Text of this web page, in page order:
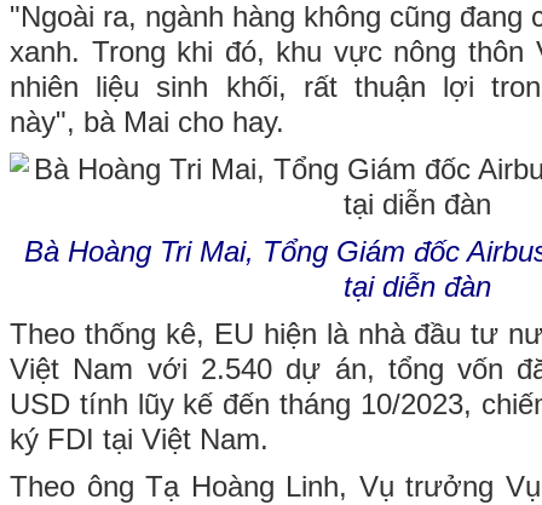
"Ngoài ra, ngành hàng không cũng đang
xanh. Trong khi đó, khu vực nông thôn
nhiên liệu sinh khối, rất thuận lợi
này", bà Mai cho hay.
Bà Hoàng Tri Mai, Tổng Giám đốc
tại diễn đàn
Theo thống kê, EU hiện là nhà đầu tư
Việt Nam với 2.540 dự án, tổng vốn
USD tính lũy kế đến tháng 10/2023,
ký FDI tại Việt Nam.
Theo ông Tạ Hoàng Linh, Vụ trưởng